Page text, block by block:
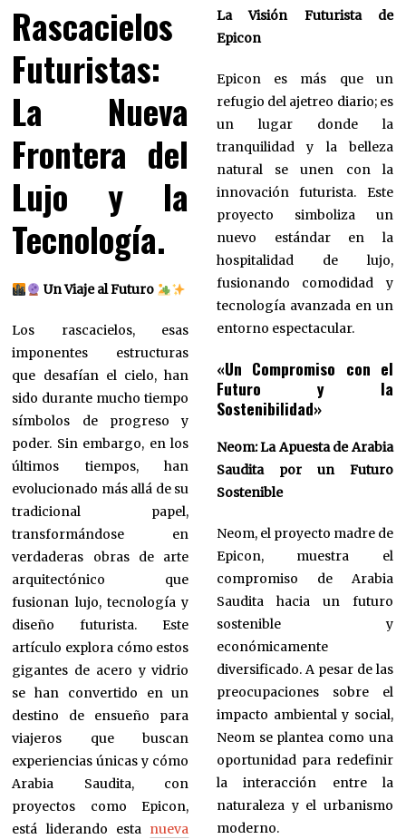
Rascacielos
Futuristas:
La Nueva
Frontera del
Lujo y la
Tecnología.
Un Viaje al Futuro
Los rascacielos, esas
imponentes estructuras
que desafían el cielo, han
sido durante mucho tiempo
símbolos de progreso y
poder. Sin embargo, en los
últimos tiempos, han
evolucionado más allá de su
tradicional papel,
transformándose en
verdaderas obras de arte
arquitectónico que
fusionan lujo, tecnología y
diseño futurista. Este
artículo explora cómo estos
gigantes de acero y vidrio
se han convertido en un
destino de ensueño para
viajeros que buscan
experiencias únicas y cómo
Arabia Saudita, con
proyectos como Epicon,
está liderando esta nueva
La Visión Futurista de
Epicon
Epicon es más que un
refugio del ajetreo diario; es
un lugar donde la
tranquilidad y la belleza
natural se unen con la
innovación futurista. Este
proyecto simboliza un
nuevo estándar en la
hospitalidad de lujo,
fusionando comodidad y
tecnología avanzada en un
entorno espectacular.
«Un Compromiso con el
Futuro y la
Sostenibilidad»
Neom: La Apuesta de Arabia
Saudita por un Futuro
Sostenible
Neom, el proyecto madre de
Epicon, muestra el
compromiso de Arabia
Saudita hacia un futuro
sostenible y
económicamente
diversificado. A pesar de las
preocupaciones sobre el
impacto ambiental y social,
Neom se plantea como una
oportunidad para redefinir
la interacción entre la
naturaleza y el urbanismo
moderno.